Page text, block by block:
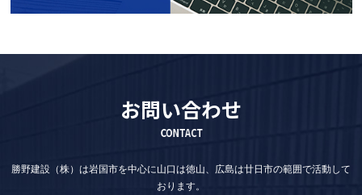
お問い合わせ
CONTACT
勝野建設（株）は岩国市を中心に山口は徳山、広島は廿日市の範囲で活動して
おります。